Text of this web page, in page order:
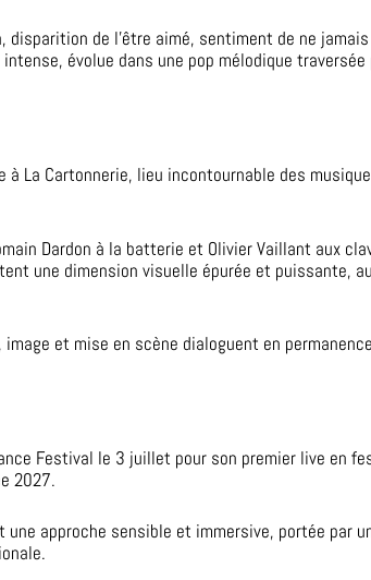
de l’être aimé, sentiment de ne
évolue dans une pop mélodique traversée
La Cartonnerie, lieu incontournable des
Dardon à la batterie et Olivier Vaillant aux
une dimension visuelle épurée et puissante,
et mise en scène dialoguent en
Festival le 3 juillet pour son premier live en
2027.
approche sensible et immersive, portée par